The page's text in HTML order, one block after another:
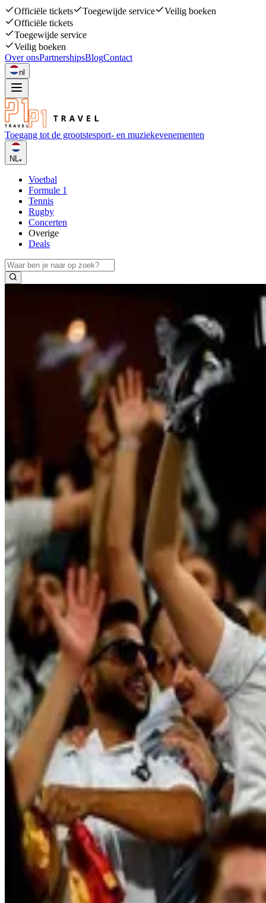
Officiële tickets Toegewijde service
Veilig boeken
Officiële tickets
Toegewijde service
Veilig boeken
Over onsPartnershipsBlogContact
nl
Toegang tot de grootstesport- en muziekevenementen
NL
Voetbal
Formule 1
Tennis
Rugby
Concerten
Overige
Deals